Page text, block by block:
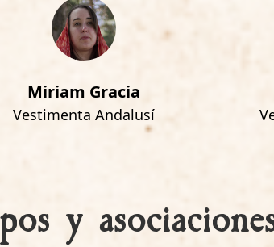
Miriam Gracia
Vestimenta Andalusí
y